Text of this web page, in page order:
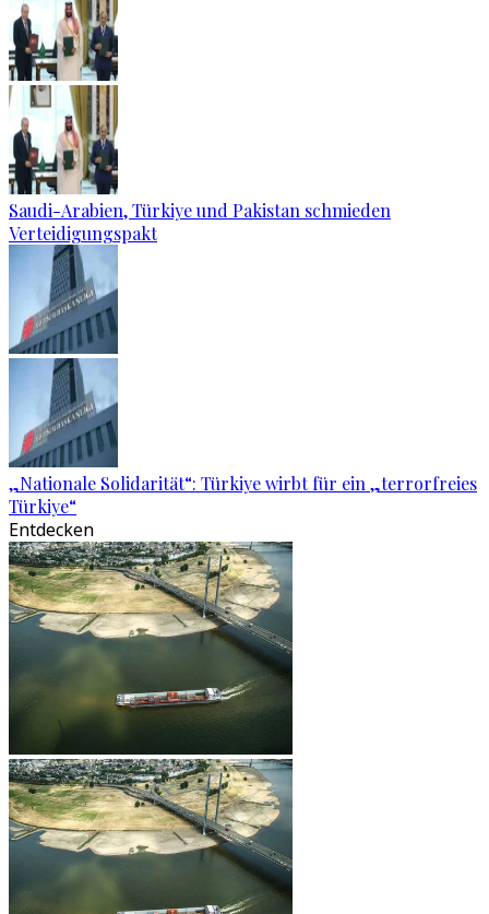
Saudi-Arabien, Türkiye und Pakistan schmieden
Verteidigungspakt
„Nationale Solidarität“: Türkiye wirbt für ein „terrorfreies
Türkiye“
Entdecken